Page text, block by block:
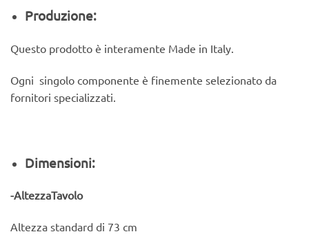
Produzione:
Questo prodotto è interamente Made in Italy.
Ogni singolo componente è finemente selezionato da
fornitori specializzati.
Dimensioni:
-AltezzaTavolo
Altezza standard di 73 cm